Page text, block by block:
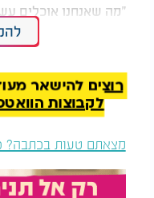
"מה שאנחנו אוכלים
במשך כל היום",
בוקר כבדה מאוד,
חמצון."
לדבריה, גם התחושה
לבצע פעילות גופנית,
לספק שובע, אנרגיה
ההרזיה.
רוצים להישאר
לקבוצות הוואטסאפ
מצאתם טעות בכתבה?